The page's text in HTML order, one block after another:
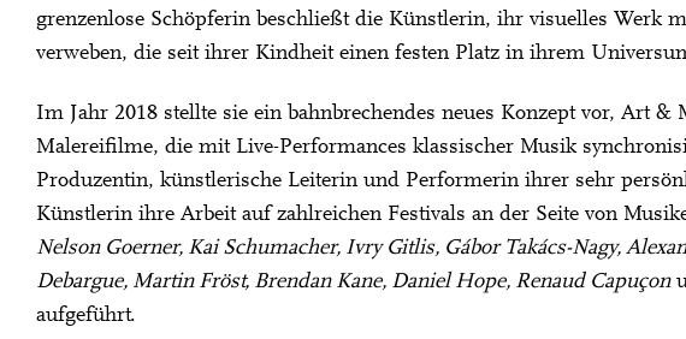
grenzenlose Schöpferin beschließt die Künstlerin, ihr visuelles Werk
verweben, die seit ihrer Kindheit einen festen Platz in ihrem
Im Jahr 2018 stellte sie ein bahnbrechendes neues Konzept vor, Art &
Malereifilme, die mit Live-Performances klassischer Musik
Produzentin, künstlerische Leiterin und Performerin ihrer sehr
Künstlerin ihre Arbeit auf zahlreichen Festivals an der Seite von
Nelson Goerner, Kai Schumacher, Ivry Gitlis, Gábor Takács-Nagy,
Debargue, Martin Fröst, Brendan Kane, Daniel Hope, Renaud Capuçon
aufgeführt.